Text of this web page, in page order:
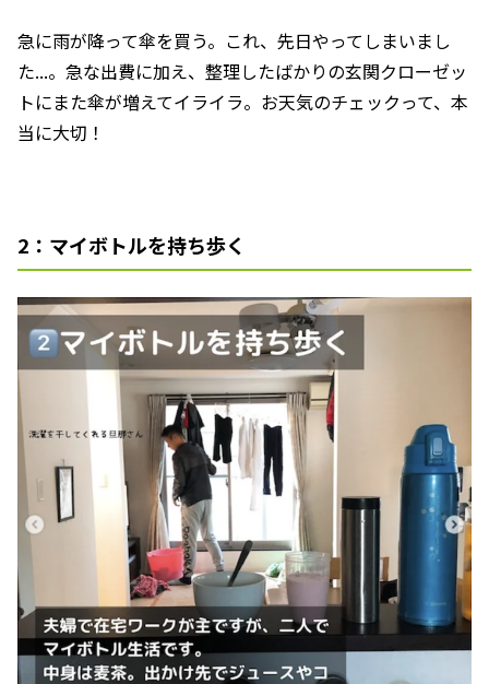
急に雨が降って傘を買う。これ、先日やってしまいまし
た...。急な出費に加え、整理したばかりの玄関クローゼッ
トにまた傘が増えてイライラ。お天気のチェックって、本
当に大切！
2：マイボトルを持ち歩く